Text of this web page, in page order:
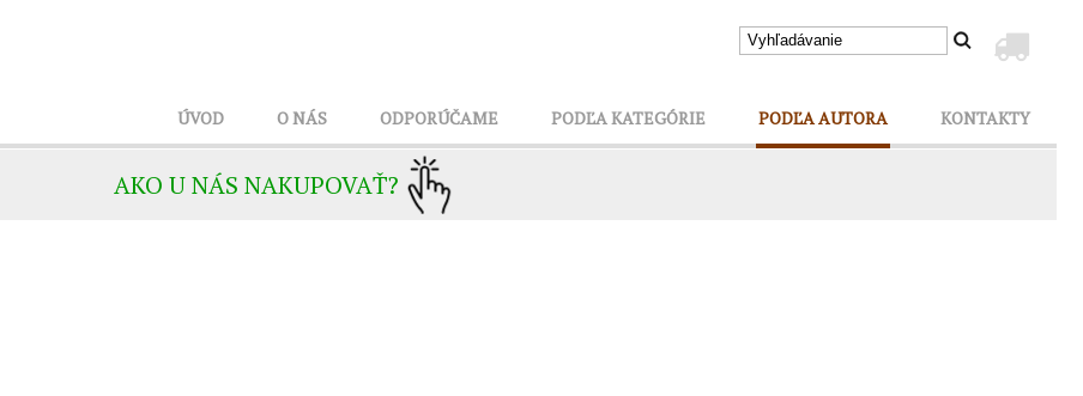
ÚVOD O NÁS ODPORÚČAME PODĽA KATEGÓRIE PODĽA AUTORA KONTAKTY
AKO U NÁS NAKUPOVAŤ?